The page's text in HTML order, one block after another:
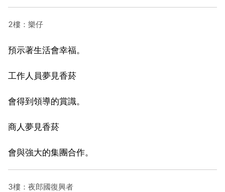
2樓：樂仔
預示著生活會幸福。
工作人員夢見香菸
會得到領導的賞識。
商人夢見香菸
會與強大的集團合作。
3樓：夜郎國復興者